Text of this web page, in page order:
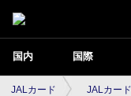
国内 国際
JALカード JALカー